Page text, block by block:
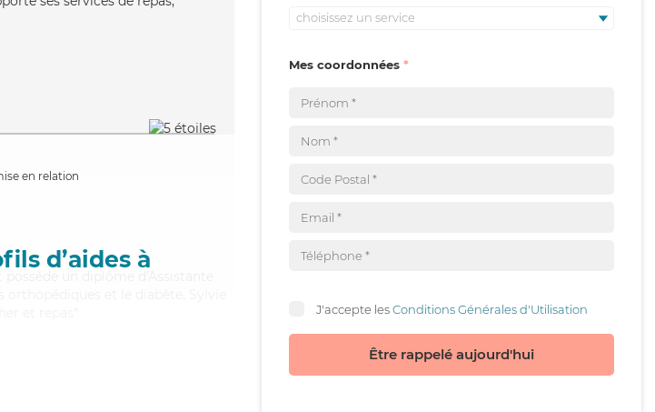
en relation
d’aides à
un diplôme d'Assistante
et le diabète, Sylvie
choisissez un service
Mes coordonnées
J'accepte lesConditions Générales d'Utilisation
Être rappelé aujourd'hui